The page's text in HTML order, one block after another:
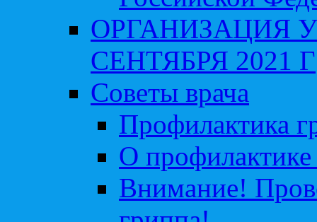
ОРГАНИЗАЦИЯ
СЕНТЯБРЯ 2021 Г
Советы врача
Профилактика
О профилактике
Внимание!